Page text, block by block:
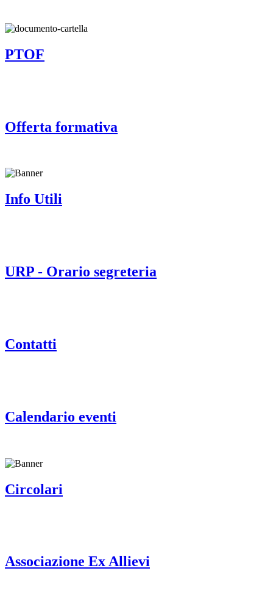
PTOF
Offerta formativa
Info Utili
URP - Orario segreteria
Contatti
Calendario eventi
Circolari
Associazione Ex Allievi